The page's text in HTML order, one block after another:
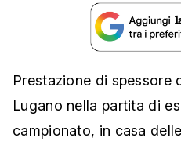
Prestazione di spessore
Lugano nella partita di
campionato, in casa